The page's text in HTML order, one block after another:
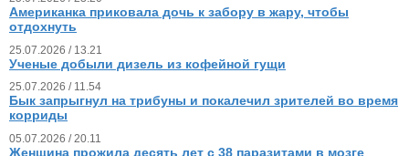
Американка приковала дочь к забору в жару, чтобы
отдохнуть
25.07.2026 / 13.21
Ученые добыли дизель из кофейной гущи
25.07.2026 / 11.54
Бык запрыгнул на трибуны и покалечил зрителей во время
корриды
05.07.2026 / 20.11
Женщина прожила десять лет с 38 паразитами в мозге